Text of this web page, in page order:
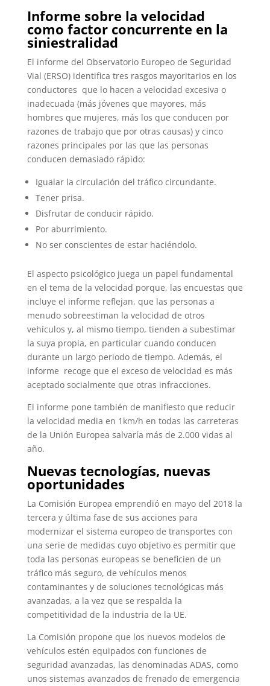
Informe sobre la velocidad
como factor concurrente en la
siniestralidad
El informe del Observatorio Europeo de Seguridad
Vial (ERSO) identifica tres rasgos mayoritarios en los
conductores que lo hacen a velocidad excesiva o
inadecuada (más jóvenes que mayores, más
hombres que mujeres, más los que conducen por
razones de trabajo que por otras causas) y cinco
razones principales por las que las personas
conducen demasiado rápido:
Igualar la circulación del tráfico circundante.
Tener prisa.
Disfrutar de conducir rápido.
Por aburrimiento.
No ser conscientes de estar haciéndolo.
El aspecto psicológico juega un papel fundamental
en el tema de la velocidad porque, las encuestas que
incluye el informe reflejan, que las personas a
menudo sobreestiman la velocidad de otros
vehículos y, al mismo tiempo, tienden a subestimar
la suya propia, en particular cuando conducen
durante un largo periodo de tiempo. Además, el
informe recoge que el exceso de velocidad es más
aceptado socialmente que otras infracciones.
El informe pone también de manifiesto que reducir
la velocidad media en 1km/h en todas las carreteras
de la Unión Europea salvaría más de 2.000 vidas al
año.
Nuevas tecnologías, nuevas
oportunidades
La Comisión Europea emprendió en mayo del 2018 la
tercera y última fase de sus acciones para
modernizar el sistema europeo de transportes con
una serie de medidas cuyo objetivo es permitir que
toda las personas europeas se beneficien de un
tráfico más seguro, de vehículos menos
contaminantes y de soluciones tecnológicas más
avanzadas, a la vez que se respalda la
competitividad de la industria de la UE.
La Comisión propone que los nuevos modelos de
vehículos estén equipados con funciones de
seguridad avanzadas, las denominadas ADAS, como
unos sistemas avanzados de frenado de emergencia